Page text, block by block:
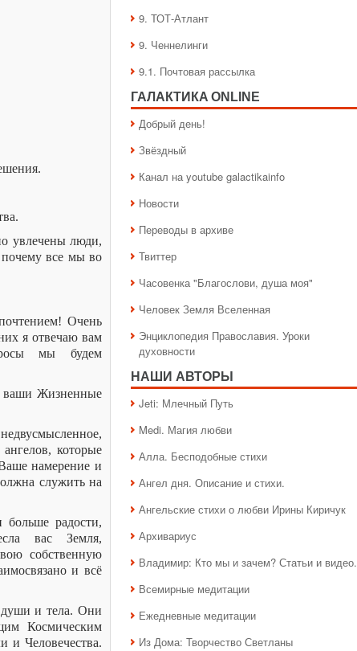
увлечены люди,
почему все мы во
Очень
я отвечаю вам
мы будем
ваши Жизненные
которые
намерение и
служить на
радости,
вас Земля,
собственную
и всё
души и тела. Они
Космическим
и Человечества.
9. ТОТ-Атлант
9. Ченнелинги
9.1. Почтовая рассылка
ГАЛАКТИКA ONLINE
Добрый день!
Звёздный
Канал на youtube galactikainfo
Новости
Переводы в архиве
Твиттер
Часовенка "Благослови, душа моя"
Человек Земля Вселенная
Энциклопедия Православия. Уроки
духовности
НАШИ АВТОРЫ
Jeti: Млечный Путь
Medi. Магия любви
Алла. Бесподобные стихи
Ангел дня. Описание и стихи.
Ангельские стихи о любви Ирины Киричук
Архивариус
Владимир: Кто мы и зачем? Статьи и видео.
Всемирные медитации
Ежедневные медитации
Из Дома: Творчество Светланы